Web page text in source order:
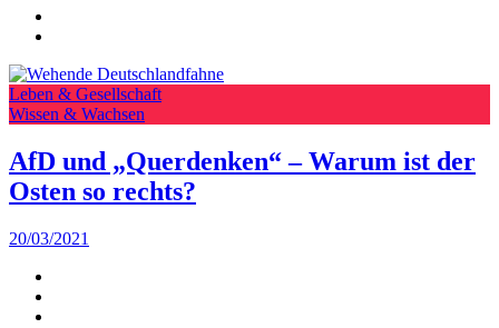
Leben & Gesellschaft
Wissen & Wachsen
AfD und „Querdenken“ – Warum ist der
Osten so rechts?
20/03/2021